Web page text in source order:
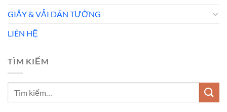
GIẤY & VẢI DÁN TƯỜNG
LIÊN HỆ
TÌM KIẾM